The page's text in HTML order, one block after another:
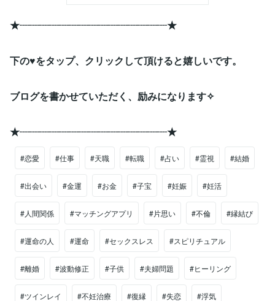
★┈┈┈┈┈┈┈┈┈┈┈┈┈┈┈★
下の♥をタップ、クリックして頂けると嬉しいです。
ブログを書かせていただく、励みになります✧
★┈┈┈┈┈┈┈┈┈┈┈┈┈┈┈★
#恋愛 #仕事 #天職 #転職 #占い #霊視 #結婚
#出会い #金運 #お金 #子宝 #妊娠 #妊活
#人間関係 #マッチングアプリ #片思い #不倫 #縁結び
#運命の人 #運命 #セックスレス #スピリチュアル
#離婚 #波動修正 #子供 #夫婦問題 #ヒーリング
#ツインレイ #不妊治療 #復縁 #失恋 #浮気